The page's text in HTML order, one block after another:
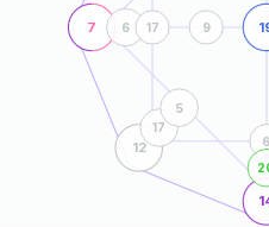
7
12 6
6 17 9
17
5